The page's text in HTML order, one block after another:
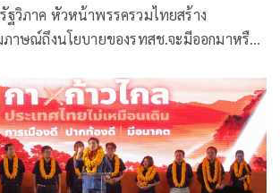
วิภาค หัวหน้าพรรครวมไทยสร้าง
าษณ์ถึงนโยบายของรทสช.จะมีออกมาหรือ
ายออกมาในเดือน